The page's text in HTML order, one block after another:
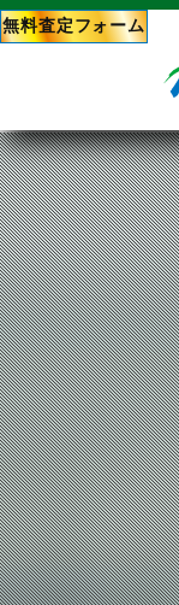
無料査定フォーム